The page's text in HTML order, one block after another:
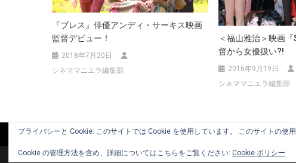
ョ
ン
『ブレス』俳優アンディ・サーキス映画
監督デビュー！
2018年7月20日
シネママニエラ編集部
＜福山雅治＞映画
督から女優扱い?!
2016年9月19日
シネママニエラ編集部
Copyright © 2010-2026 www.cinemaniera.com All Rights Reserved.|
プライバシーと Cookie: このサイトでは Cookie を使用しています。 このサイトの使
Cookie の管理方法を含め、詳細についてはこちらをご覧ください: Cookie ポリシー